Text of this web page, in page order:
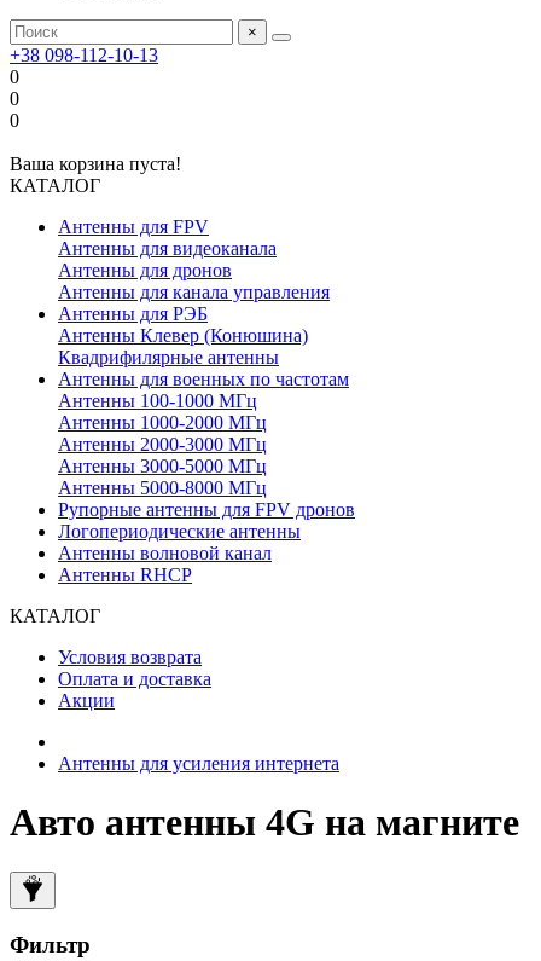
×
+38 098-112-10-13
0
0
0
Ваша корзина пуста!
КАТАЛОГ
Антенны для FPV
Антенны для видеоканала
Антенны для дронов
Антенны для канала управления
Антенны для РЭБ
Антенны Клевер (Конюшина)
Квадрифилярные антенны
Антенны для военных по частотам
Антенны 100-1000 МГц
Антенны 1000-2000 МГц
Антенны 2000-3000 МГц
Антенны 3000-5000 МГц
Антенны 5000-8000 МГц
Рупорные антенны для FPV дронов
Логопериодические антенны
Антенны волновой канал
Антенны RHCP
КАТАЛОГ
Условия возврата
Оплата и доставка
Акции
Антенны для усиления интернета
Авто антенны 4G на магните
Фильтр